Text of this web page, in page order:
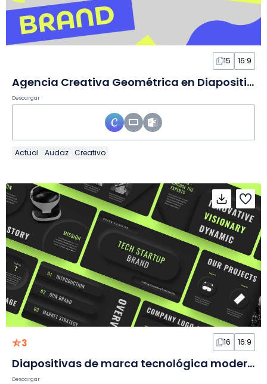
15 16:9
Agencia Creativa Geométrica en Diapositivas
Descargar
Actual Audaz Creativo
3 16 16:9
Diapositivas de marca tecnológica modernas y oscuras
Descargar